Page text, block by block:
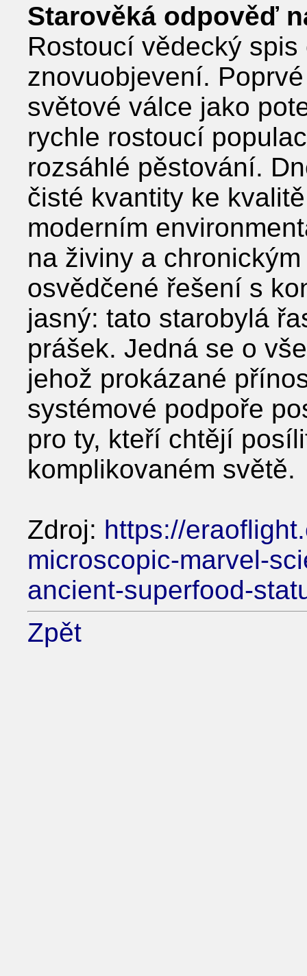
Starověká odpověď
Rostoucí vědecký
znovuobjevení.
světové válce jako
rychle rostoucí
rozsáhlé pěstování.
čisté kvantity ke
moderním
na živiny a
osvědčené řešení s
jasný: tato starobylá
prášek. Jedná se o
jehož prokázané
systémové podpoře
pro ty, kteří chtějí
komplikovaném světě.
Zdroj: https://
microscopic-marvel-
ancient-superfood-
Zpět